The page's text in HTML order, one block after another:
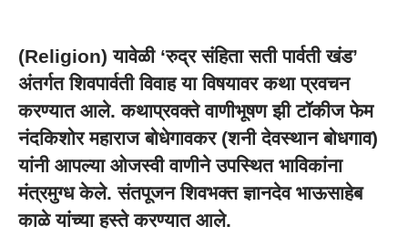
(Religion) यावेळी ‘रुद्र संहिता सती पार्वती खंड’
अंतर्गत शिवपार्वती विवाह या विषयावर कथा प्रवचन
करण्यात आले. कथाप्रवक्ते वाणीभूषण झी टॉकीज फेम
नंदकिशोर महाराज बोधेगावकर (शनी देवस्थान बोधगाव)
यांनी आपल्या ओजस्वी वाणीने उपस्थित भाविकांना
मंत्रमुग्ध केले. संतपूजन शिवभक्त ज्ञानदेव भाऊसाहेब
काळे यांच्या हस्ते करण्यात आले.